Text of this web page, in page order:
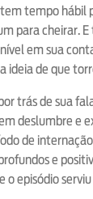
tempo hábil
para cheirar.
em sua
de que
trás de sua
deslumbre e
de
e
episódio